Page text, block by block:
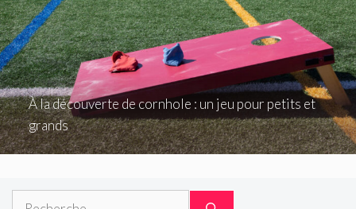
À la découverte de cornhole : un jeu pour petits et
grands
Rechercher :